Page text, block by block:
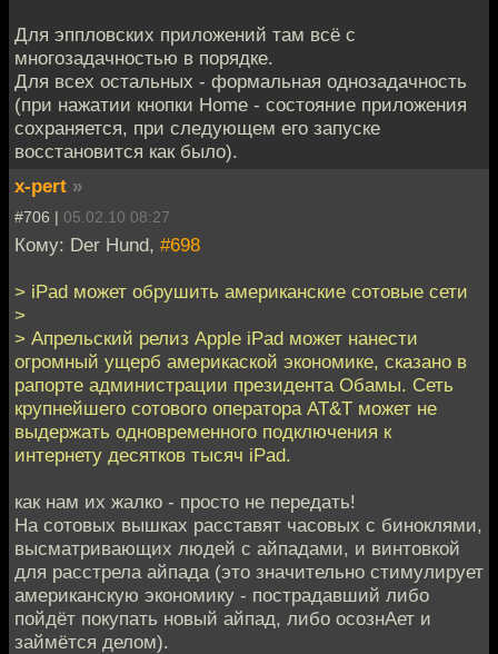
Для эппловских приложений там всё с
многозадачностью в порядке.
Для всех остальных - формальная однозадачность
(при нажатии кнопки Home - состояние приложения
сохраняется, при следующем его запуске
восстановится как было).
x-pert »
#706 | 05.02.10 08:27
Кому: Der Hund, #698
> iPad может обрушить американские сотовые сети
>
> Апрельский релиз Apple iPad может нанести
огромный ущерб америкаской экономике, сказано в
рапорте администрации президента Обамы. Сеть
крупнейшего сотового оператора AT&T может не
выдержать одновременного подключения к
интернету десятков тысяч iPad.
как нам их жалко - просто не передать!
На сотовых вышках расставят часовых с биноклями,
высматривающих людей с айпадами, и винтовкой
для расстрела айпада (это значительно стимулирует
американскую экономику - пострадавший либо
пойдёт покупать новый айпад, либо осознАет и
займётся делом).